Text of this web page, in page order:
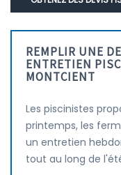
REMPLIR UNE
ENTRETIEN
MONTCIENT
Les piscinistes
printemps, les
un entretien
tout au long de